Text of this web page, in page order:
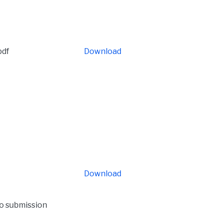
Download
submission
Download